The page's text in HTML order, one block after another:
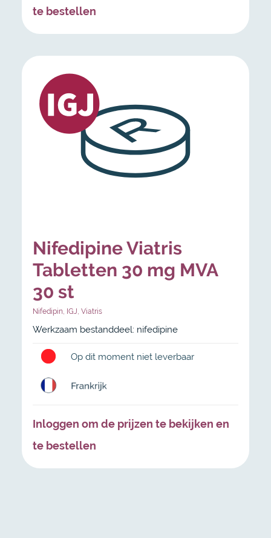
te bestellen
Nifedipine Viatris
Tabletten 30 mg MVA
30 st
Nifedipin, IGJ, Viatris
Werkzaam bestanddeel: nifedipine
Op dit moment niet leverbaar
Inloggen om de prijzen te bekijken en
te bestellen